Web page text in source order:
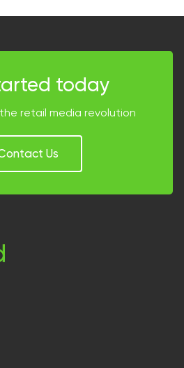
today
retail media revolution
Us